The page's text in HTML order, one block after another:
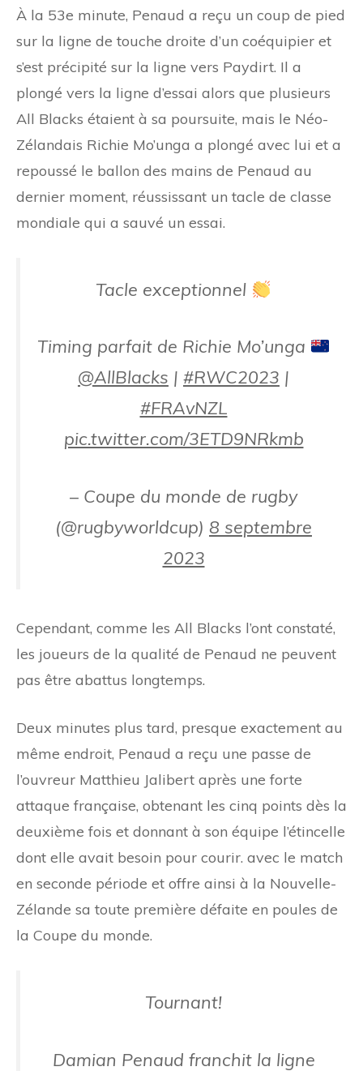
À la 53e minute, Penaud a reçu un coup de pied
sur la ligne de touche droite d’un coéquipier et
s’est précipité sur la ligne vers Paydirt. Il a
plongé vers la ligne d’essai alors que plusieurs
All Blacks étaient à sa poursuite, mais le Néo-
Zélandais Richie Mo’unga a plongé avec lui et a
repoussé le ballon des mains de Penaud au
dernier moment, réussissant un tacle de classe
mondiale qui a sauvé un essai.
Tacle exceptionnel
Timing parfait de Richie Mo’unga
@AllBlacks | #RWC2023 |
#FRAvNZL
pic.twitter.com/3ETD9NRkmb
– Coupe du monde de rugby
(@rugbyworldcup) 8 septembre
2023
Cependant, comme les All Blacks l’ont constaté,
les joueurs de la qualité de Penaud ne peuvent
pas être abattus longtemps.
Deux minutes plus tard, presque exactement au
même endroit, Penaud a reçu une passe de
l’ouvreur Matthieu Jalibert après une forte
attaque française, obtenant les cinq points dès la
deuxième fois et donnant à son équipe l’étincelle
dont elle avait besoin pour courir. avec le match
en seconde période et offre ainsi à la Nouvelle-
Zélande sa toute première défaite en poules de
la Coupe du monde.
Tournant!
Damian Penaud franchit la ligne